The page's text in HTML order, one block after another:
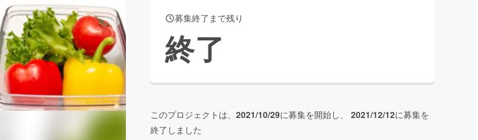
for Social GoodCAMPFIRE Creation
ふるさと納税machi-yaコミュニティ
募集終了まで残り
終了
このプロジェクトは、 2021/10/29に募集を開始し、 2021/12/12に募集を
終了しました